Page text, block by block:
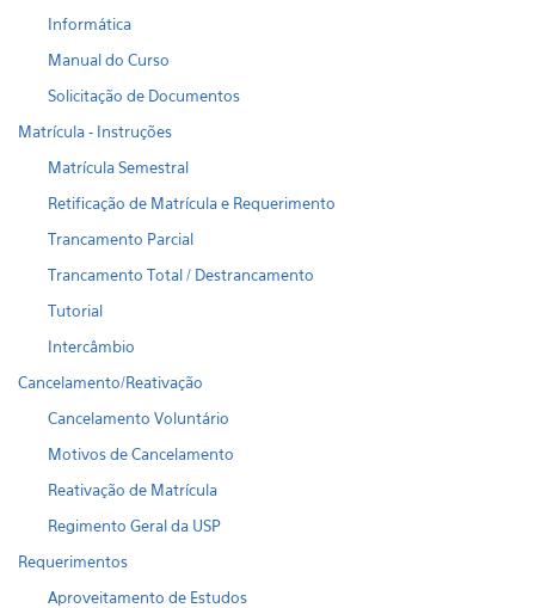
Informática
Manual do Curso
Solicitação de Documentos
Matrícula - Instruções
Matrícula Semestral
Retificação de Matrícula e Requerimento
Trancamento Parcial
Trancamento Total / Destrancamento
Tutorial
Intercâmbio
Cancelamento/Reativação
Cancelamento Voluntário
Motivos de Cancelamento
Reativação de Matrícula
Regimento Geral da USP
Requerimentos
Aproveitamento de Estudos